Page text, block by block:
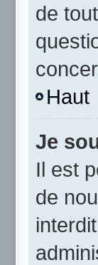
de
Haut
Je
Il est
de